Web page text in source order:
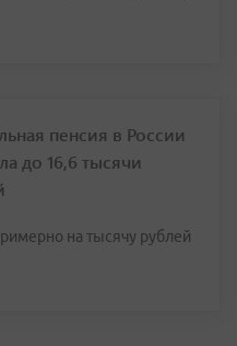
пенсия в России
до 16,6 тысячи
на тысячу рублей